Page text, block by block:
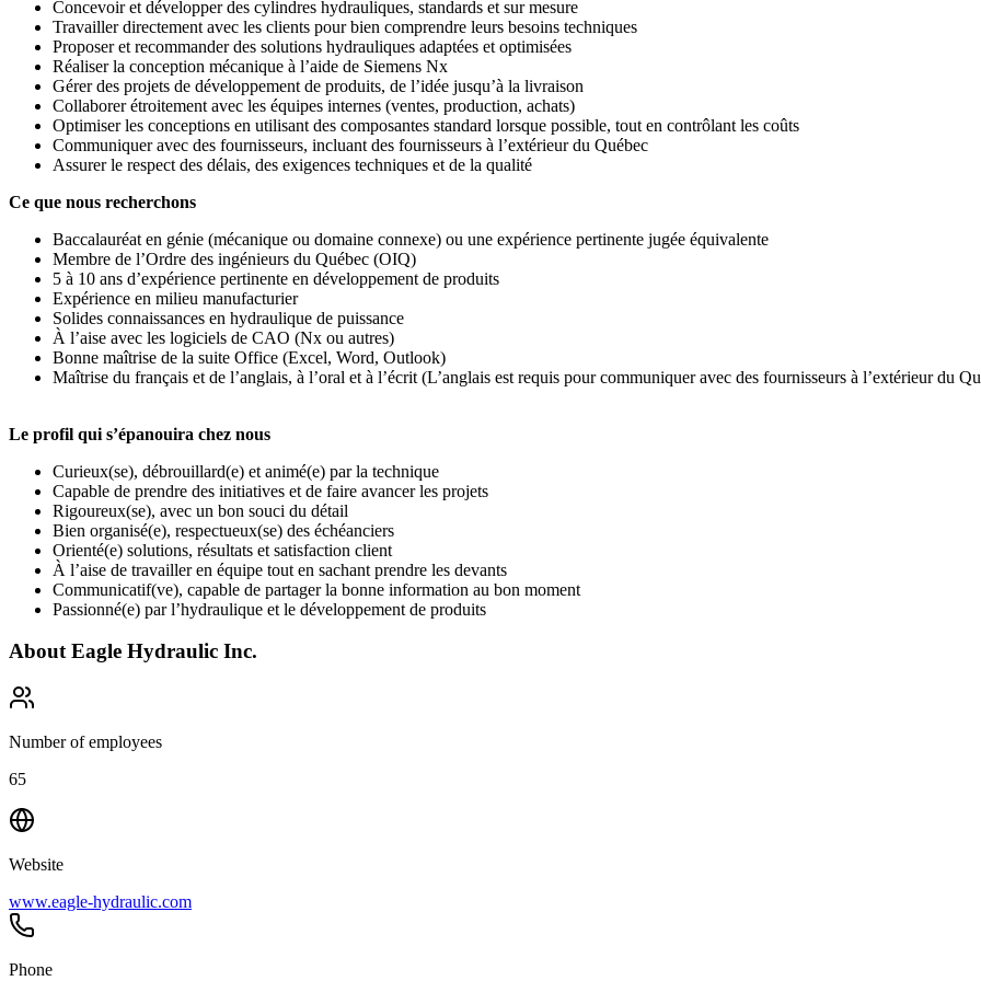
Concevoir et développer des cylindres hydrauliques, standards et sur mesure
Travailler directement avec les clients pour bien comprendre leurs besoins techniques
Proposer et recommander des solutions hydrauliques adaptées et optimisées
Réaliser la conception mécanique à l’aide de Siemens Nx
Gérer des projets de développement de produits, de l’idée jusqu’à la livraison
Collaborer étroitement avec les équipes internes (ventes, production, achats)
Optimiser les conceptions en utilisant des composantes standard lorsque possible, tout en contrôlant les coûts
Communiquer avec des fournisseurs, incluant des fournisseurs à l’extérieur du Québec
Assurer le respect des délais, des exigences techniques et de la qualité
Ce que nous recherchons
Baccalauréat en génie (mécanique ou domaine connexe) ou une expérience pertinente jugée équivalente
Membre de l’Ordre des ingénieurs du Québec (OIQ)
5 à 10 ans d’expérience pertinente en développement de produits
Expérience en milieu manufacturier
Solides connaissances en hydraulique de puissance
À l’aise avec les logiciels de CAO (Nx ou autres)
Bonne maîtrise de la suite Office (Excel, Word, Outlook)
Maîtrise du français et de l’anglais, à l’oral et à l’écrit (L’anglais est requis pour communiquer avec des fournisseurs à l’extérieur du
Le profil qui s’épanouira chez nous
Curieux(se), débrouillard(e) et animé(e) par la technique
Capable de prendre des initiatives et de faire avancer les projets
Rigoureux(se), avec un bon souci du détail
Bien organisé(e), respectueux(se) des échéanciers
Orienté(e) solutions, résultats et satisfaction client
À l’aise de travailler en équipe tout en sachant prendre les devants
Communicatif(ve), capable de partager la bonne information au bon moment
Passionné(e) par l’hydraulique et le développement de produits
About Eagle Hydraulic Inc.
Number of employees
65
Website
www.eagle-hydraulic.com
Phone